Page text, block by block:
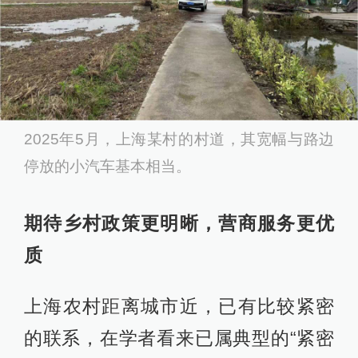
2025年5月，上海某村的村道，其宽幅与路边
停放的小汽车基本相当。
期待乡村政策更明晰，营商服务更优
质
上海农村距离城市近，已有比较紧密
的联系，在学者看来已属典型的“紧密